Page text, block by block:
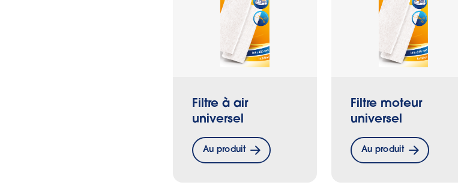
Filtre à air
universel
Au produit
Filtre moteur
universel
Au produit